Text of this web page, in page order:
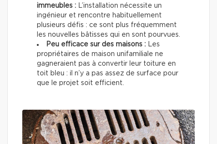
immeubles : L’installation nécessite un
ingénieur et rencontre habituellement
plusieurs défis : ce sont plus fréquemment
les nouvelles bâtisses qui en sont pourvues.
Peu efficace sur des maisons : Les
propriétaires de maison unifamiliale ne
gagneraient pas à convertir leur toiture en
toit bleu : il n’y a pas assez de surface pour
que le projet soit efficient.